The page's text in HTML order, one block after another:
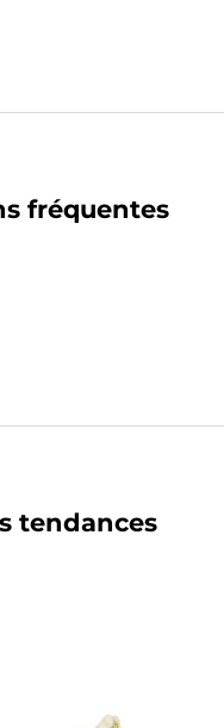
fréquentes
tendances